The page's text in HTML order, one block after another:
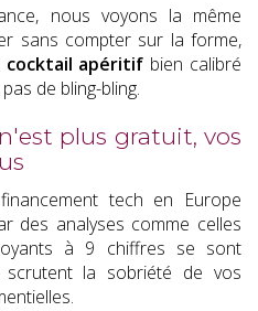
nous voyons la même
sans compter sur la forme,
cocktail apéritif bien calibré
de bling-bling.
plus gratuit, vos
tech en Europe
des analyses comme celles
à 9 chiffres se sont
scrutent la sobriété de vos